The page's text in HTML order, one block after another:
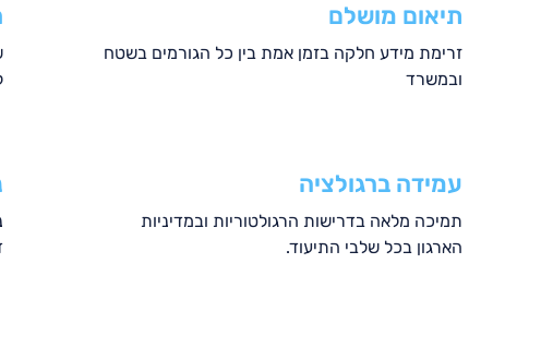
תיאום מושלם
זרימת מידע חלקה בזמן אמת בין כל הגורמים בשטח
ובמשרד
עמידה ברגולציה
תמיכה מלאה בדרישות הרגולטוריות ובמדיניות
הארגון בכל שלבי התיעוד.